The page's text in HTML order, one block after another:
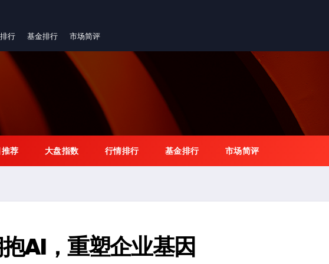
行 基金排行 市场简评
荐 大盘指数 行情排行 基金排行 市场简评
AI，重塑企业基因